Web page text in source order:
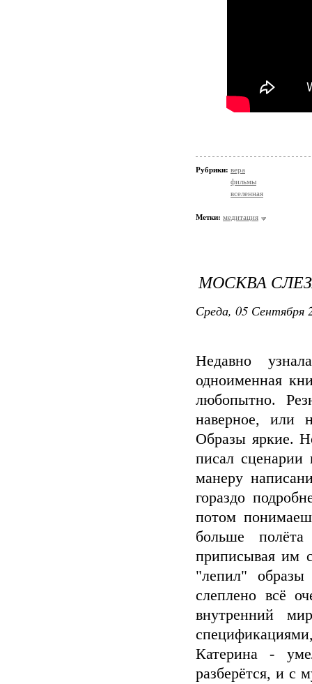
Рубрики: вера
фильмы
вселенная
Метки: медитация
МОСКВА
Среда, 05 Сентября
Недавно
одноименная
любопытно.
наверное, или
Образы яркие.
писал
манеру
гораздо
потом
больше
приписывая им
"лепил"
слеплено всё
внутренний
Катерина -
разберётся, и с